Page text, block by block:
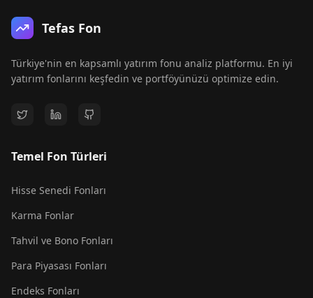
Tefas Fon
Türkiye'nin en kapsamlı yatırım fonu analiz platformu. En iyi
yatırım fonlarını keşfedin ve portföyünüzü optimize edin.
Temel Fon Türleri
Hisse Senedi Fonları
Karma Fonlar
Tahvil ve Bono Fonları
Para Piyasası Fonları
Endeks Fonları